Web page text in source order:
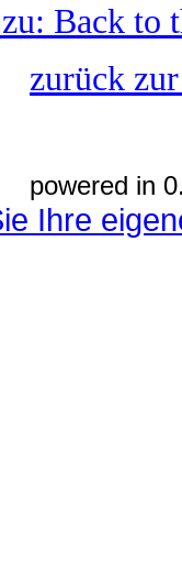
Back to
zurück
powered in
Ihre